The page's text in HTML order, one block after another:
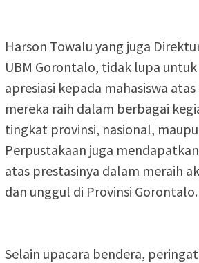
Harson Towalu yang juga
UBM Gorontalo, tidak lupa
apresiasi kepada mahasiswa
mereka raih dalam berbagai
tingkat provinsi, nasional,
Perpustakaan juga
atas prestasinya dalam meraih
dan unggul di Provinsi Gorontalo.
Selain upacara bendera,